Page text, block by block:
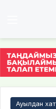
Ауылдан хат